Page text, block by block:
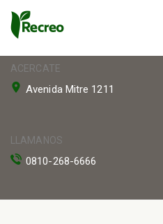
ACERCATE
Avenida Mitre 1211
LLAMANOS
0810-268-6666